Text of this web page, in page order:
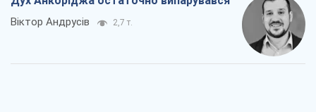
Віктор Андрусів 2,7 т.